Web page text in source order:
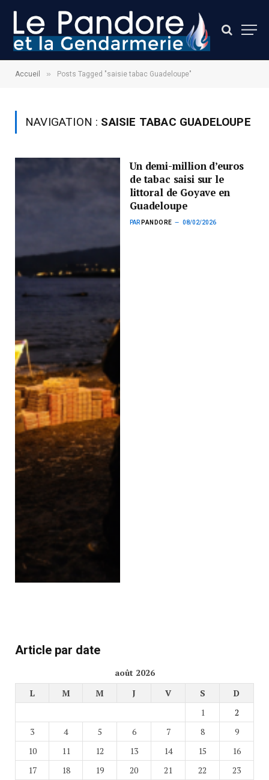
Accueil » Posts Tagged "saisie tabac Guadeloupe"
NAVIGATION : SAISIE TABAC GUADELOUPE
Un demi-million d’euros
de tabac saisi sur le
littoral de Goyave en
Guadeloupe
PAR PANDORE 08/02/2026
Article par date
août 2026
L
M M J V S
D
1
2
3
4 5 6 7 8
9
10
11 12 13 14 15
16
17
18 19 20 21 22
23